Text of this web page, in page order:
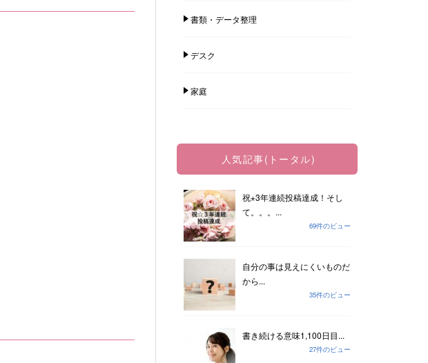
書類・データ整理
デスク
家庭
人気記事(トータル)
祝⋆3年連続投稿達成！そし
て。。。...
69件のビュー
自分の事は見えにくいものだ
から...
35件のビュー
書き続ける意味1,100日目...
27件のビュー